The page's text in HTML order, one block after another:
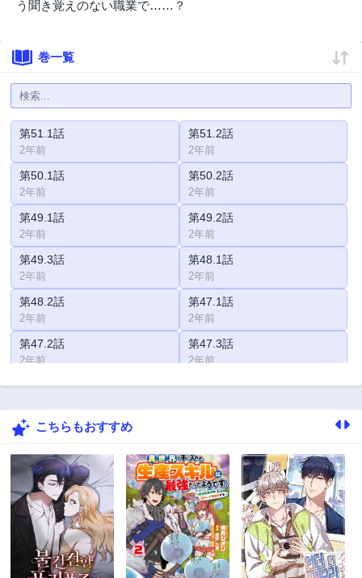
う聞き覚えのない職業で……？
巻一覧
第51.1話
2年前
第51.2話
2年前
第50.1話
2年前
第50.2話
2年前
第49.1話
2年前
第49.2話
2年前
第49.3話
2年前
第48.1話
2年前
第48.2話
2年前
第47.1話
2年前
第47.2話
2年前
第47.3話
2年前
第46.1話 第46.2話
第46.3話
第45.1話
2年前
第45.2話
2年前
第45.3話
2年前
第44.1話
2年前
第44.2話
2年前
第44.3話
2年前
こちらもおすすめ